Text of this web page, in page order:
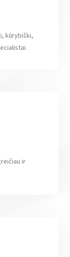
kūrybiški,
ir